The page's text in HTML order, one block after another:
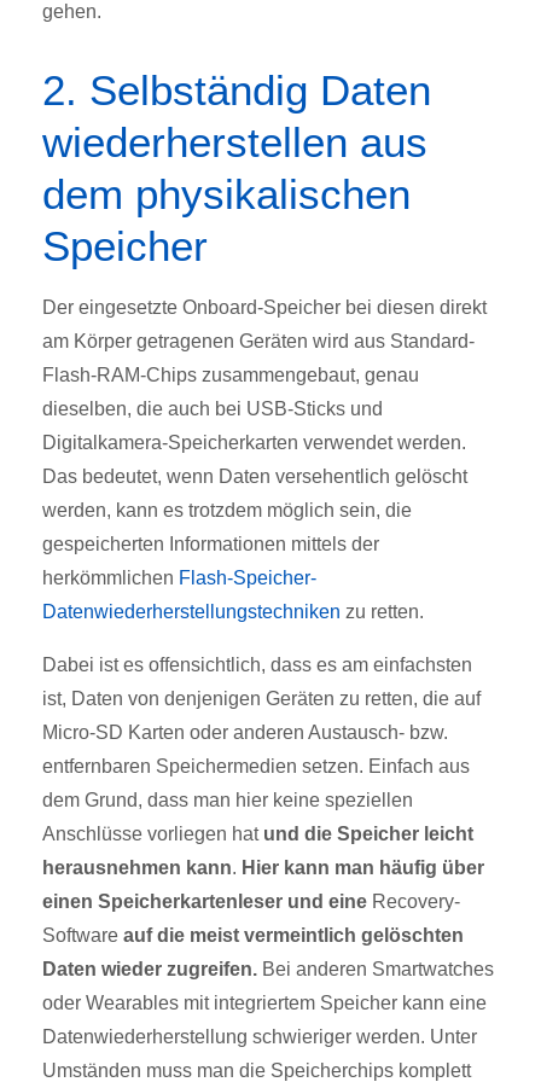
gehen.
2. Selbständig Daten
wiederherstellen aus
dem physikalischen
Speicher
Der eingesetzte Onboard-Speicher bei diesen direkt
am Körper getragenen Geräten wird aus Standard-
Flash-RAM-Chips zusammengebaut, genau
dieselben, die auch bei USB-Sticks und
Digitalkamera-Speicherkarten verwendet werden.
Das bedeutet, wenn Daten versehentlich gelöscht
werden, kann es trotzdem möglich sein, die
gespeicherten Informationen mittels der
herkömmlichen Flash-Speicher-
Datenwiederherstellungstechniken zu retten.
Dabei ist es offensichtlich, dass es am einfachsten
ist, Daten von denjenigen Geräten zu retten, die auf
Micro-SD Karten oder anderen Austausch- bzw.
entfernbaren Speichermedien setzen. Einfach aus
dem Grund, dass man hier keine speziellen
Anschlüsse vorliegen hat und die Speicher leicht
herausnehmen kann. Hier kann man häufig über
einen Speicherkartenleser und eine Recovery-
Software auf die meist vermeintlich gelöschten
Daten wieder zugreifen. Bei anderen Smartwatches
oder Wearables mit integriertem Speicher kann eine
Datenwiederherstellung schwieriger werden. Unter
Umständen muss man die Speicherchips komplett